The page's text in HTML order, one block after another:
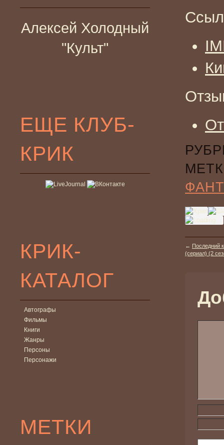
Алексей Холодный
"Культ"
ЕЩЕ КЛУБ-
КРИК
КРИК-
КАТАЛОГ
Автографы
Фильмы
Книги
Жанры
Персоны
Персонажи
МЕТКИ
← Последний
(сериал) (2